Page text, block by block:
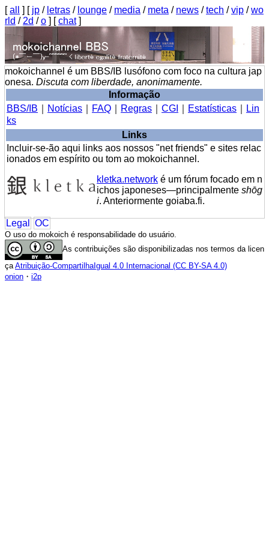
[all ] [ jp / letras / lounge / media / meta / news /tech /vip /wo
rld / 2d /o ] [chat]
mokoichannel é um BBS/IB lusófono com foco na cultura jap
onesa. Discuta com liberdade, anonimamente.
Informação
BBS/IB
Notícias FAQ Regras CGI Estatísticas
Lin
ks
Links
Incluir-se-ão aqui links aos nossos "net friends" e sites relac
ionados em espírito ou tom ao mokoichannel.
kletka.network é um fórum focado em n
ichos japoneses—principalmente shōg
i. Anteriormente goiaba.fi.
Legal OC
O uso do mokoich é responsabilidade do usuário.
As contribuições são disponibilizadas nos termos da licen
ça Atribuição-CompartilhaIgual 4.0 Internacional (CC BY-SA 4.0)
onion ・ i2p